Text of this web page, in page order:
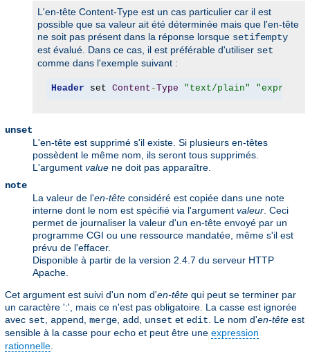
L'en-tête Content-Type est un cas particulier car il est
possible que sa valeur ait été déterminée mais que l'en-tête
ne soit pas présent dans la réponse lorsque setifempty
est évalué. Dans ce cas, il est préférable d'utiliser set
comme dans l'exemple suivant :
Header set Content -Type "text/plain" "expr=-z
unset
L'en-tête est supprimé s'il existe. Si plusieurs en-têtes
possèdent le même nom, ils seront tous supprimés.
L'argument value ne doit pas apparaître.
note
La valeur de l'en-tête considéré est copiée dans une note
interne dont le nom est spécifié via l'argument valeur . Ceci
permet de journaliser la valeur d'un en-tête envoyé par un
programme CGI ou une ressource mandatée, même s'il est
prévu de l'effacer.
Disponible à partir de la version 2.4.7 du serveur HTTP
Apache.
Cet argument est suivi d'un nom d'en-tête qui peut se terminer par
un caractère ':', mais ce n'est pas obligatoire. La casse est ignorée
avec set append merge add unset et edit . Le nom d'en-tête est
sensible à la casse pour echo et peut être une expression
rationnelle